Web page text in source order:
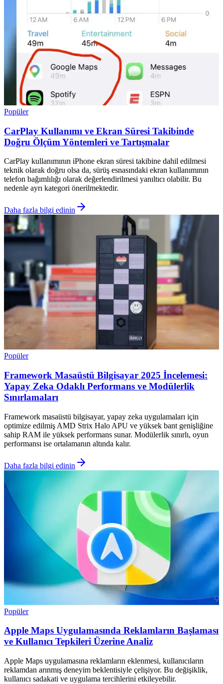
Popüler
CarPlay Kullanımı ve Ekran Süresi Takibinde
Doğru Ölçüm Yöntemleri ve Tartışmalar
CarPlay kullanımının iPhone ekran süresi takibine dahil edilmesi
teknik olarak doğru olsa da, sürüş esnasındaki ekran kullanımının
telefon bağımlılığı olarak değerlendirilmesi yanıltıcı olabilir. Bu
nedenle ayrı kategori önerilmektedir.
Daha fazla bilgi edinin
Popüler
Framework Masaüstü Bilgisayar 2025 İncelemesi:
Yapay Zeka Odaklı Performans ve Modülerlik
Sınırlamaları
Framework masaüstü bilgisayar, yapay zeka uygulamaları için
optimize edilmiş AMD Strix Halo APU ve yüksek bant genişliğine
sahip RAM ile yüksek performans sunar. Modülerlik sınırlı, oyun
performansı ise ortalamanın altında kalır.
Daha fazla bilgi edinin
Popüler
Apple Maps Uygulamasında Reklamların Başlaması
ve Kullanıcı Tepkileri Üzerine Analiz
Apple Maps uygulamasına reklamların eklenmesi, kullanıcıların
reklamdan arınmış deneyim beklentisiyle çelişiyor. Bu değişiklik,
kullanıcı sadakati ve uygulama tercihlerini etkileyebilir.